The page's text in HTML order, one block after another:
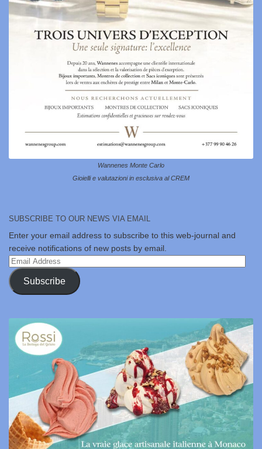
Wannenes Monte Carlo
Gioielli e valutazioni in esclusiva al CREM
SUBSCRIBE TO OUR NEWS VIA EMAIL
Enter your email address to subscribe to this web-journal and
receive notifications of new posts by email.
Email
Address
Subscribe